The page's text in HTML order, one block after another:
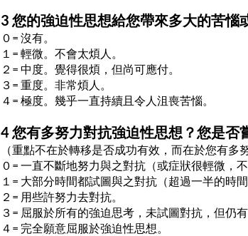
3 您的強迫性思想給您帶來多大的苦惱
０= 沒有。
１= 輕微。不會太煩人。
２= 中度。覺得很煩，但尚可應付。
３= 重度。非常煩人。
４= 極度。幾乎一直持續且令人沮喪苦惱。
4 您有多努力對抗強迫性思想？您是否
（重點不在於轉移是否成功有效，而在於您有多
０= 一直不斷地努力與之對抗（或症狀很輕微，
１= 大部分時間都試圖與之對抗（超過一半的時
２= 用些許努力去對抗。
３= 屈服於所有的強迫思考，未試圖對抗，但仍有
４= 完全願意屈服於強迫性思想。